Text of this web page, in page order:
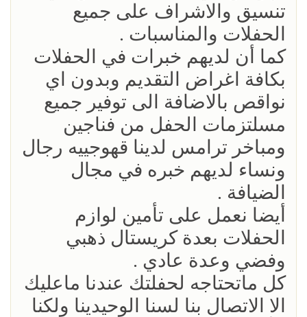
تنسيق والاشراف على جميع
الحفلات والمناسبات .
كما أن لديهم خبرات في الحفلات
بكافة اغراض التقديم وبدون اي
نواقص بالاضافة الى توفير جميع
مسلتزمات الحفل من فناجين
ومباخر ترامس لدينا قهوجييه رجال
ونساء لديهم خبره في مجال
الضيافة .
أيضا نعمل على تأمين لوازم
الحفلات بعدة كريستال ذهبي
وفضي وعدة عادي .
كل ماتحتاجه لحفلتك عندنا ماعليك
الا الاتصال بنا لسنا الوحيدينا ولكنا